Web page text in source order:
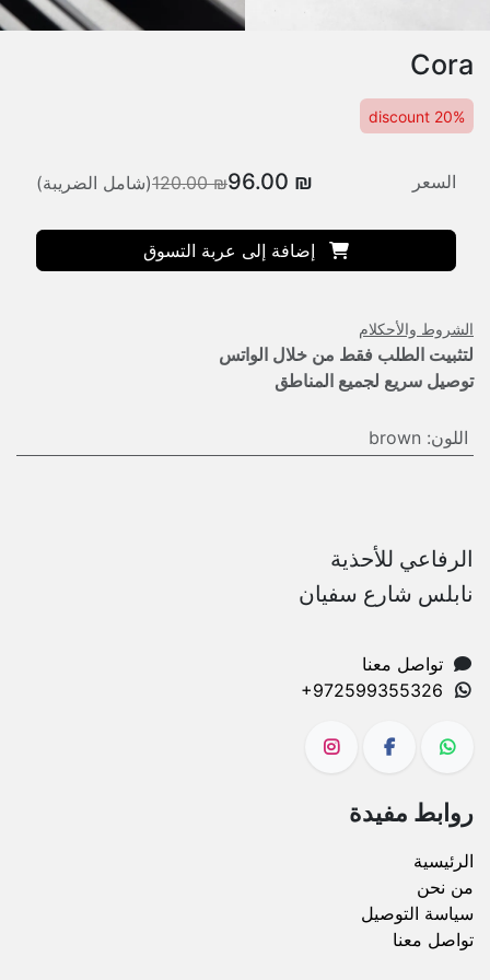
Cora
20% discount
إضافة إلى عربة التسوق
السعر ₪
96.00
₪
120.00(شامل الضريبة)
الشروط والأحكلام
لتثبيت الطلب فقط من خلال الواتس
توصيل سريع لجميع المناطق
اللون:
brown
الرفاعي للأحذية
نابلس شارع سفيان
تواصل معنا
+972599355326
روابط مفيدة
الرئيسية
من نحن
سياسة التوصيل
تواصل معنا